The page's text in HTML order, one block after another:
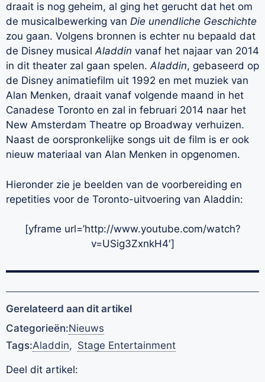
draait is nog geheim, al ging het gerucht dat het om
de musicalbewerking van Die unendliche Geschichte
zou gaan. Volgens bronnen is echter nu bepaald dat
de Disney musicalAladdin vanaf het najaar van 2014
in dit theater zal gaan spelen.Aladdin, gebaseerd op
de Disney animatiefilm uit 1992 en met muziek van
Alan Menken, draait vanaf volgende maand in het
Canadese Toronto en zal in februari 2014 naar het
New Amsterdam Theatre op Broadway verhuizen.
Naast de oorspronkelijke songs uit de film is er ook
nieuw materiaal van Alan Menken in opgenomen.
Hieronder zie je beelden van de voorbereiding en
repetities voor de Toronto-uitvoering van Aladdin:
[yframe url=’http://www.youtube.com/watch?
v=USig3ZxnkH4′]
Gerelateerd aan dit artikel
Categorieën:Nieuws
Tags:Aladdin, Stage Entertainment
Deel dit artikel: